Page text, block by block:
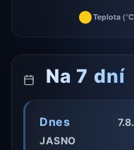
Na 7 dní
Dnes
7.8.
JASNO